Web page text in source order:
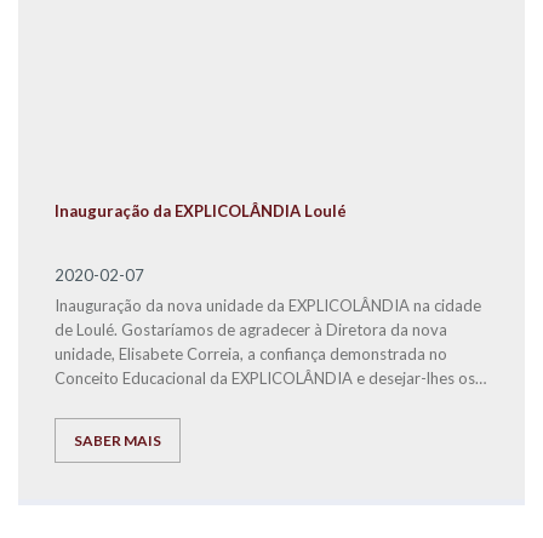
Inauguração da EXPLICOLÂNDIA Loulé
2020-02-07
Inauguração da nova unidade da EXPLICOLÂNDIA na cidade
de Loulé. Gostaríamos de agradecer à Diretora da nova
unidade, Elisabete Correia, a confiança demonstrada no
Conceito Educacional da EXPLICOLÂNDIA e desejar-lhes os
SABER MAIS